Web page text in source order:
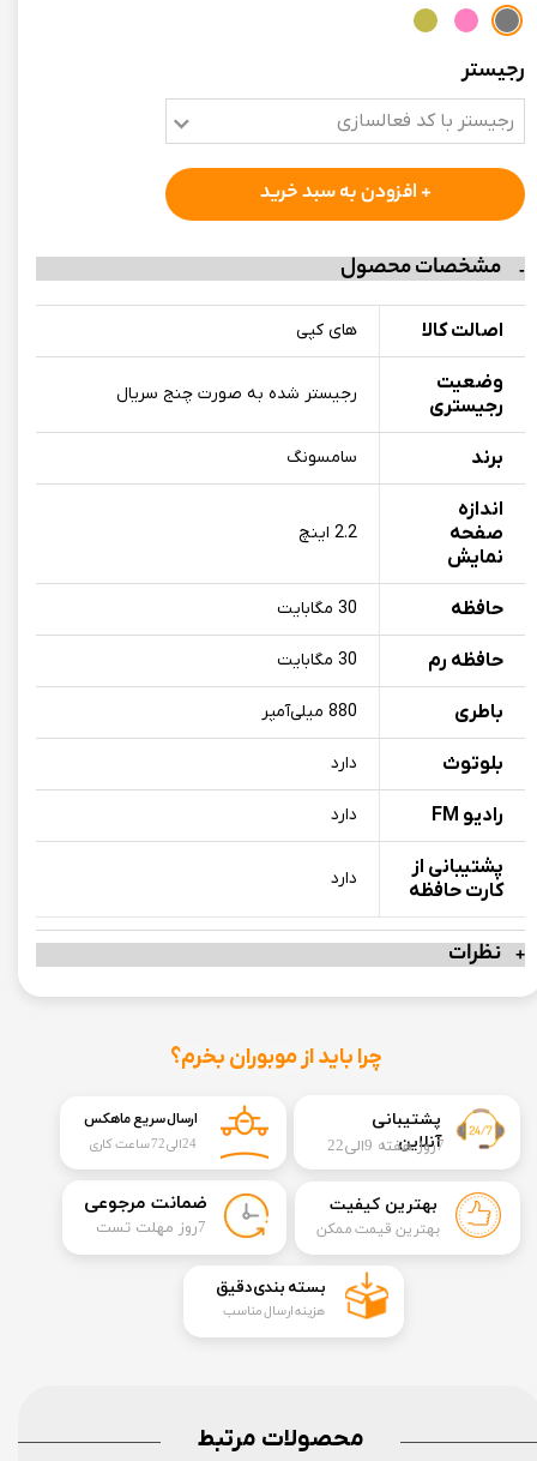
رجیستر
رجیستر با کد فعالسازی
+ افزودن به سبد خرید
مشخصات محصول
اصالت کالا های کپی
وضعیت
رجیستری
رجیستر شده به صورت چنج سریال
برند سامسونگ
اندازه
صفحه
نمایش
2.2 اینچ
حافظه 30 مگابایت
حافظه رم 30 مگابایت
باطری 880 میلی‌آمپر
بلوتوث دارد
رادیو FM دارد
پشتیبانی از
کارت حافظه
دارد
نظرات
​​پشتیبانی
آنلاین7روز هفته 9الی22
چرا باید از موبوران بخرم؟
​ضمانت مرجوعی
​7روز مهلت تست
بهترین کیفیت
بهترین قیمت ممکن
ارسال سریع ماهکس
24الی72 ساعت کاری
​بسته بندی دقیق​​​​​​​
هزینه ارسال مناسب
محصولات مرتبط